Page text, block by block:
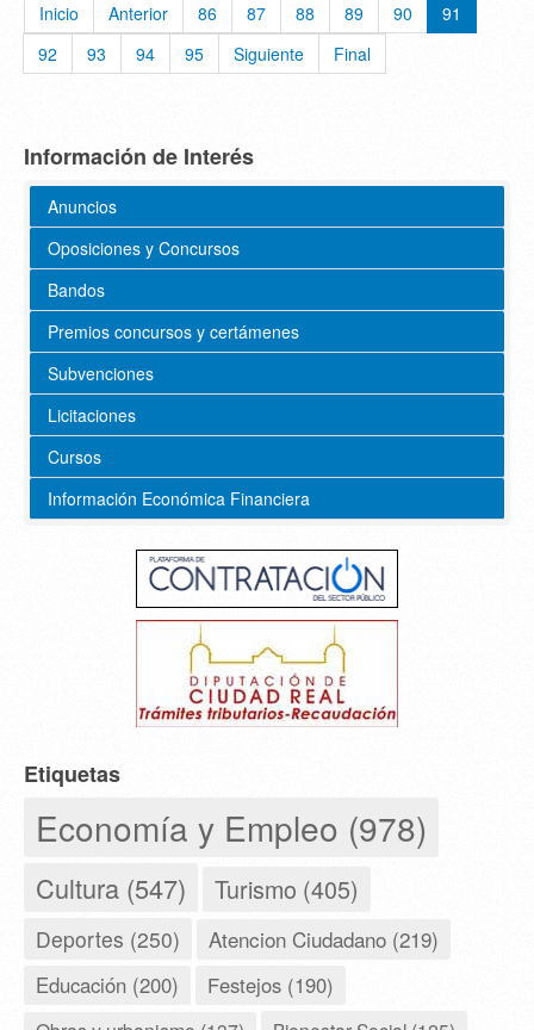
Inicio Anterior 86 87 88 89 90
91
92
93 94 95 Siguiente Final
Información de Interés
Anuncios
Oposiciones y Concursos
Bandos
Premios concursos y certámenes
Subvenciones
Licitaciones
Cursos
Información Económica Financiera
Etiquetas
Economía y Empleo (978)
Cultura (547) Turismo (405)
Deportes (250) Atencion Ciudadano (219)
Educación (200) Festejos (190)